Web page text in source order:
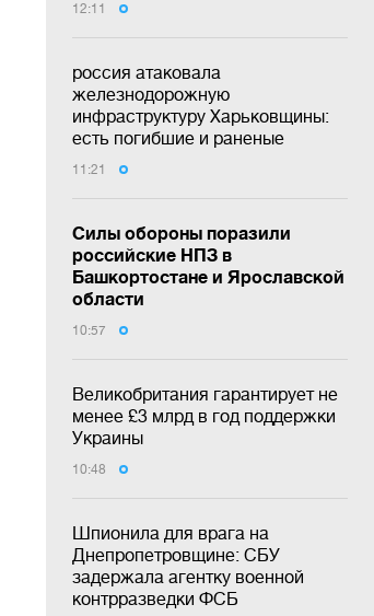
12:11
россия атаковала
железнодорожную
инфраструктуру Харьковщины:
есть погибшие и раненые
11:21
Силы обороны поразили
российские НПЗ в
Башкортостане и Ярославской
области
10:57
Великобритания гарантирует не
менее £3 млрд в год поддержки
Украины
10:48
Шпионила для врага на
Днепропетровщине: СБУ
задержала агентку военной
контрразведки ФСБ